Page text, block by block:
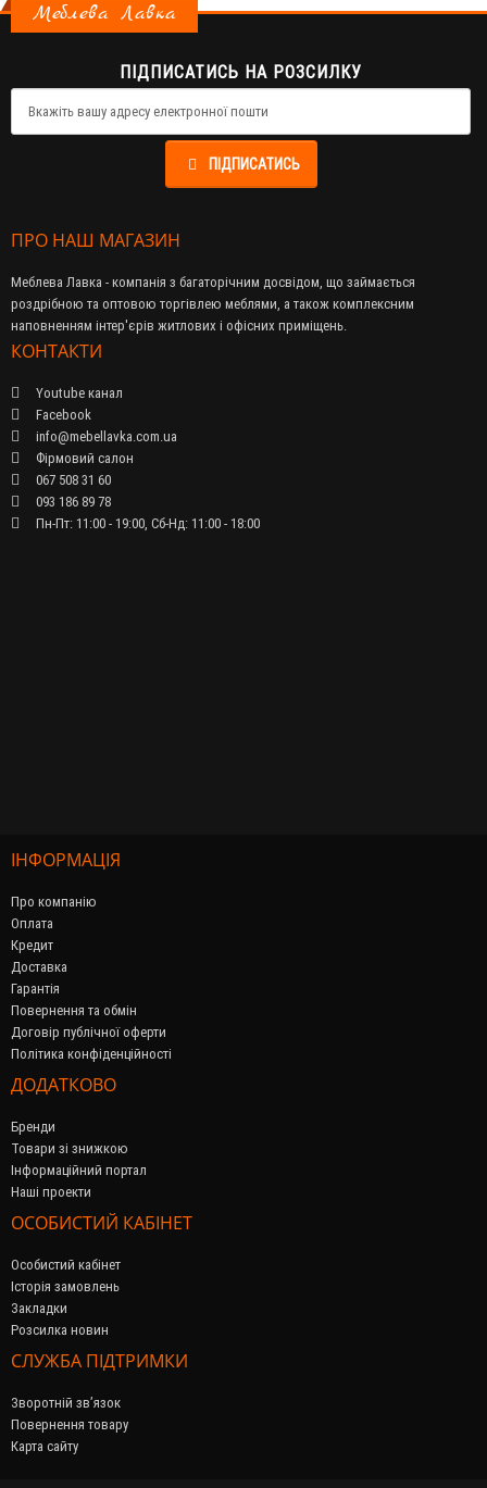
Меблева Лавка
ПІДПИСАТИСЬ НА РОЗСИЛКУ
ПІДПИСАТИСЬ
ПРО НАШ МАГАЗИН
Меблева Лавка - компанія з багаторічним досвідом, що займається
роздрібною та оптовою торгівлею меблями, а також комплексним
наповненням інтер'єрів житлових і офісних приміщень.
КОНТАКТИ
Youtube канал
Facebook
info@mebellavka.com.ua
Фірмовий салон
067 508 31 60
093 186 89 78
Пн-Пт: 11:00 - 19:00, Сб-Нд: 11:00 - 18:00
ІНФОРМАЦІЯ
Про компанію
Оплата
Кредит
Доставка
Гарантія
Повернення та обмін
Договір публічної оферти
Політика конфіденційності
ДОДАТКОВО
Бренди
Товари зі знижкою
Інформаційний портал
Наші проекти
ОСОБИСТИЙ КАБІНЕТ
Особистий кабінет
Історія замовлень
Закладки
Розсилка новин
СЛУЖБА ПІДТРИМКИ
Зворотній зв’язок
Повернення товару
Карта сайту